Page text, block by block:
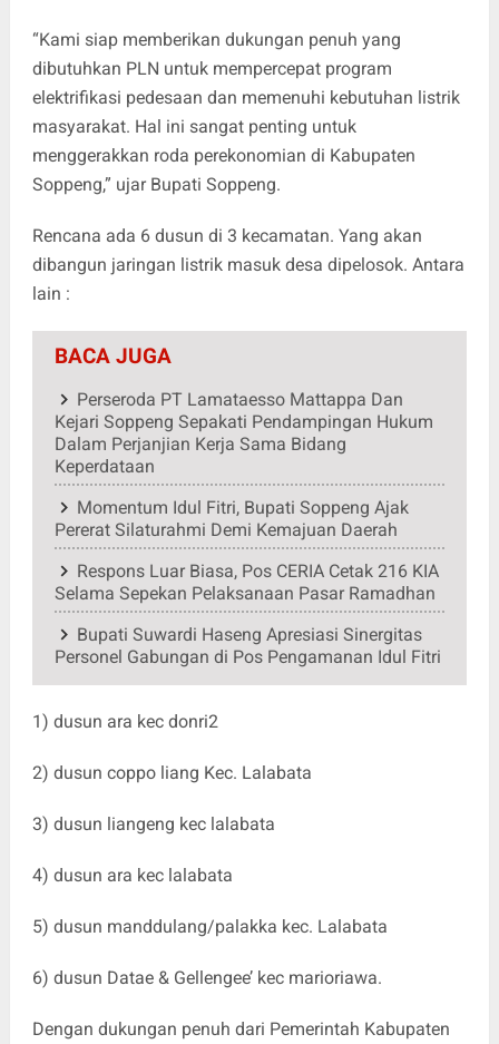
“Kami siap memberikan dukungan penuh yang
dibutuhkan PLN untuk mempercepat program
elektrifikasi pedesaan dan memenuhi kebutuhan listrik
masyarakat. Hal ini sangat penting untuk
menggerakkan roda perekonomian di Kabupaten
Soppeng,” ujar Bupati Soppeng.
Rencana ada 6 dusun di 3 kecamatan. Yang akan
dibangun jaringan listrik masuk desa dipelosok. Antara
lain :
BACA JUGA
Perseroda PT Lamataesso Mattappa Dan
Kejari Soppeng Sepakati Pendampingan Hukum
Dalam Perjanjian Kerja Sama Bidang
Keperdataan
Momentum Idul Fitri, Bupati Soppeng Ajak
Pererat Silaturahmi Demi Kemajuan Daerah
Respons Luar Biasa, Pos CERIA Cetak 216 KIA
Selama Sepekan Pelaksanaan Pasar Ramadhan
Bupati Suwardi Haseng Apresiasi Sinergitas
Personel Gabungan di Pos Pengamanan Idul Fitri
1) dusun ara kec donri2
2) dusun coppo liang Kec. Lalabata
3) dusun liangeng kec lalabata
4) dusun ara kec lalabata
5) dusun manddulang/palakka kec. Lalabata
6) dusun Datae & Gellengee’ kec marioriawa.
Dengan dukungan penuh dari Pemerintah Kabupaten